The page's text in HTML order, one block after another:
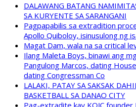
DALAWANG BATANG
SA KURYENTE SA SARANGANI
Pagpapabilis sa extradition
Apollo Quiboloy, isinusulong ng
Magat Dam, wala na sa critical
Ilang Maleta Boys, binawi ang
Pangulong Marcos, dating
dating Congressman Co
LALAKI, PATAY SA SAKSAK
BASKETBALL SA DANAO CITY
Pag-extradite kay KOJC